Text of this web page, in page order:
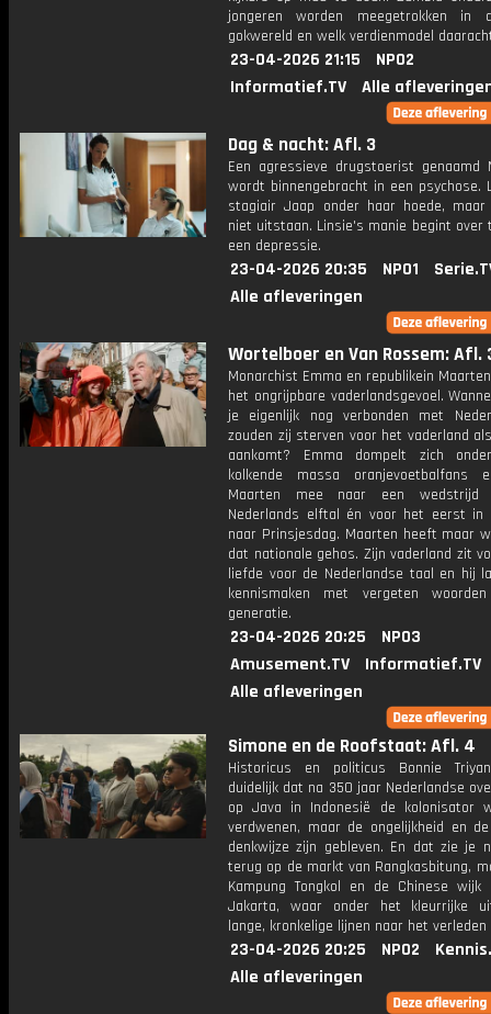
jongeren worden meegetrokken in
gokwereld en welk verdienmodel
23-04-2026 21:15
NPO2
Informatief.TV
Alle
Dag & nacht: Afl. 3
Een agressieve drugstoerist genaamd
wordt binnengebracht in een psychose.
stagiair Jaap onder haar hoede,
niet uitstaan. Linsie's manie begint over
een depressie.
23-04-2026 20:35 NPO1
Alle afleveringen
Wortelboer en Van Rossem: Afl.
Monarchist Emma en republikein
het ongrijpbare vaderlandsgevoel.
je eigenlijk nog verbonden met
zouden zij sterven voor het vaderland
aankomt? Emma dompelt zich
kolkende massa oranjevoetbalfans
Maarten mee naar een
Nederlands elftal én voor het eerst in
naar Prinsjesdag. Maarten heeft maar
dat nationale gehos. Zijn vaderland zit
liefde voor de Nederlandse taal en hij
kennismaken met vergeten
generatie.
23-04-2026 20:25
NPO3
Amusement.TV
Informatief.TV
Alle afleveringen
Simone en de Roofstaat: Afl. 4
Historicus en politicus Bonnie
duidelijk dat na 350 jaar Nederlandse
op Java in Indonesië de kolonisator
verdwenen, maar de ongelijkheid en
denkwijze zijn gebleven. En dat zie je
terug op de markt van Rangkasbitung,
Kampung Tongkol en de Chinese wijk
Jakarta, waar onder het kleurrijke
lange, kronkelige lijnen naar het verleden
23-04-2026 20:25 NPO2
Alle afleveringen